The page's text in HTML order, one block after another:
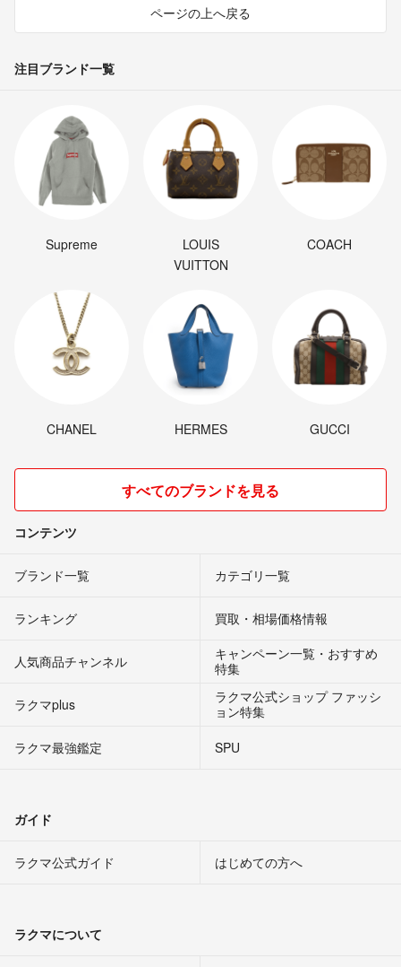
ページの上へ戻る
注目ブランド一覧
Supreme
LOUIS
VUITTON
COACH
CHANEL HERMES GUCCI
すべてのブランドを見る
コンテンツ
ブランド一覧 カテゴリ一覧
ランキング 買取・相場価格情報
人気商品チャンネル
キャンペーン一覧・おすすめ
特集
ラクマplus
ラクマ公式ショップ ファッシ
ョン特集
ラクマ最強鑑定
SPU
ガイド
ラクマ公式ガイド はじめての方へ
ラクマについて